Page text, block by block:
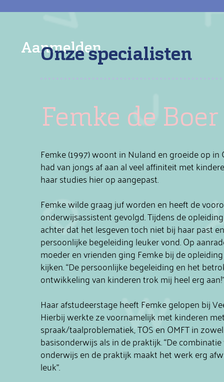
Aanmelden
Onze specialisten
Femke de Boer
Femke (1997) woont in Nuland en groeide op in
had van jongs af aan al veel affiniteit met
haar studies hier op aangepast.
Femke wilde graag juf worden en heeft de
onderwijsassistent gevolgd. Tijdens de
achter dat het lesgeven toch niet bij haar past
persoonlijke begeleiding leuker vond. Op
moeder en vrienden ging Femke bij de opleiding
kijken. “De persoonlijke begeleiding en het
ontwikkeling van kinderen trok mij heel erg
Haar afstudeerstage heeft Femke gelopen bij
Hierbij werkte ze voornamelijk met kinderen
spraak/taalproblematiek, TOS en OMFT in
basisonderwijs als in de praktijk. “De
onderwijs en de praktijk maakt het werk erg
leuk”.